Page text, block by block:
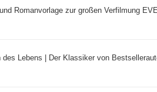
Romanvorlage zur großen Verfilmung
Lebens | Der Klassiker von